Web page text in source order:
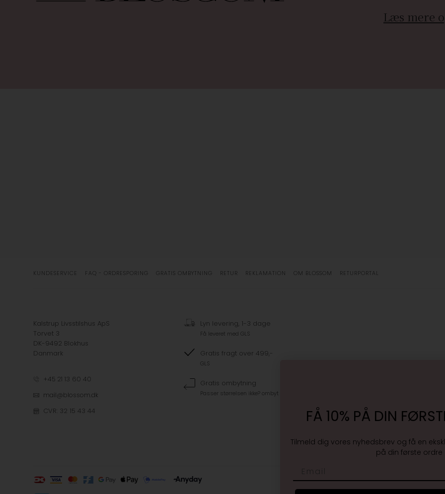
Læs mere
KUNDESERVICE FAQ - ORDRESPORING GRATIS OMBYTNING RETUR REKLAMATION OM BLOSSOM RETURPORTAL
Kalstrup Livsstilshus ApS
Torvet 3
DK-9492 Blokhus
Danmark
+45 21 13 60 40
mail@blossom.dk
CVR: 32 15 43 44
Lyn levering, 1-3 dage
Få leveret med GLS
Gratis fragt over 499,-
GLS
Gratis ombytning
Passer størrelsen ikke? ombyt gratis
FÅ 10% PÅ DIN
Tilmeld dig vores nyhedsbrev og få en
på din første ordre